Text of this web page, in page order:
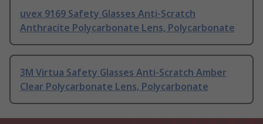
uvex 9169 Safety Glasses Anti-Scratch
Anthracite Polycarbonate Lens, Polycarbonate
3M Virtua Safety Glasses Anti-Scratch Amber
Clear Polycarbonate Lens, Polycarbonate